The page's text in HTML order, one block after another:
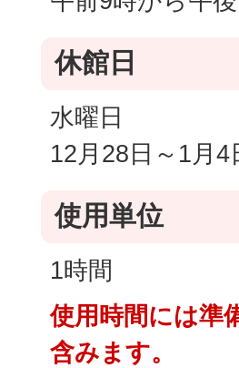
休館日
水曜日
12月28日～1月4
使用単位
1時間
使用時間には準
含みます。